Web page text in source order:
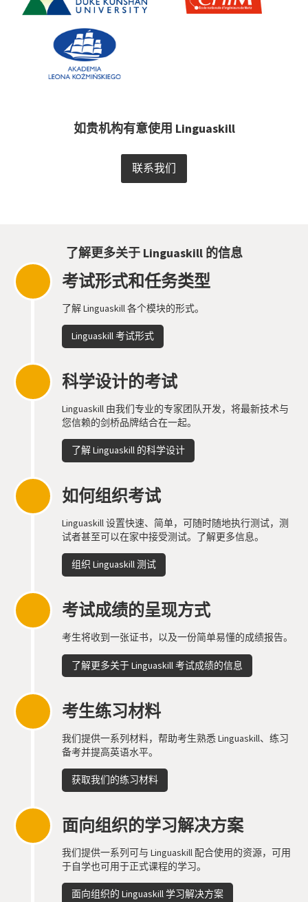
如贵机构有意使用 Linguaskill
联系我们
了解更多关于 Linguaskill 的信息
考试形式和任务类型
了解 Linguaskill 各个模块的形式。
Linguaskill 考试形式
科学设计的考试
Linguaskill 由我们专业的专家团队开发，将最新技术与
您信赖的剑桥品牌结合在一起。
了解 Linguaskill 的科学设计
如何组织考试
Linguaskill 设置快速、简单，可随时随地执行测试，测
试者甚至可以在家中接受测试。了解更多信息。
组织 Linguaskill 测试
考试成绩的呈现方式
考生将收到一张证书，以及一份简单易懂的成绩报告。
了解更多关于 Linguaskill 考试成绩的信息
考生练习材料
我们提供一系列材料，帮助考生熟悉 Linguaskill、练习
备考并提高英语水平。
获取我们的练习材料
面向组织的学习解决方案
我们提供一系列可与 Linguaskill 配合使用的资源，可用
于自学也可用于正式课程的学习。
面向组织的 Linguaskill 学习解决方案